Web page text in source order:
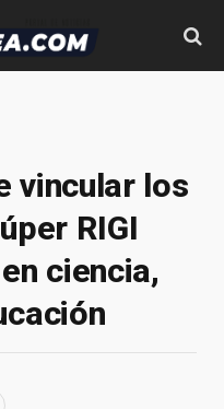
vincular los
RIGI
ciencia,